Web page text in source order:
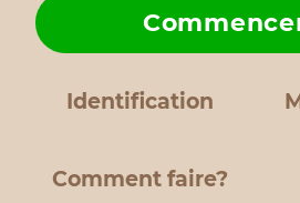
Identification
Comment faire?